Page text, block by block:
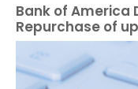
Bank of America
Repurchase of